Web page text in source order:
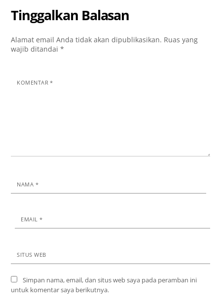
Tinggalkan Balasan
Alamat email Anda tidak akan dipublikasikan. Ruas yang
wajib ditandai*
KOMENTAR*
NAMA *
EMAIL*
SITUS WEB
Simpan nama, email, dan situs web saya pada peramban ini
untuk komentar saya berikutnya.